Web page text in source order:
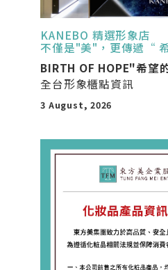
KANEBO 精選形象店
不僅是"美"，更傳遞“
BIRTH OF HOPE"希望
全台形象櫃點資訊
3 August, 2026